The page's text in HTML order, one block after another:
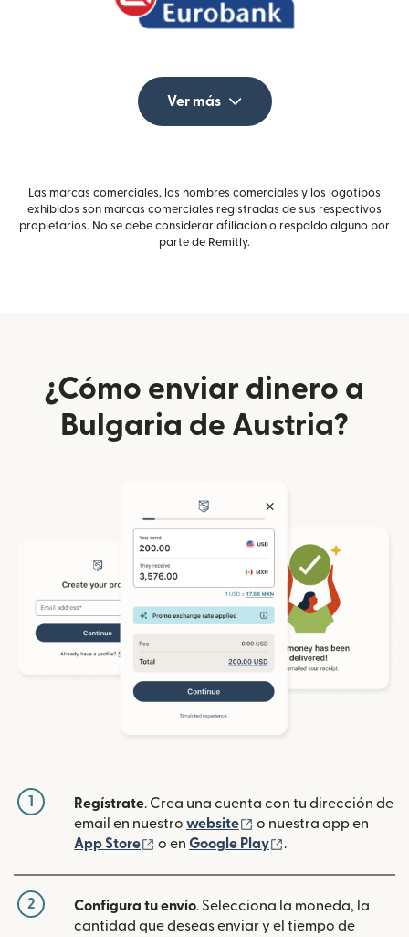
Ver más
Las marcas comerciales, los nombres comerciales y los logotipos
exhibidos son marcas comerciales registradas de sus respectivos
propietarios. No se debe considerar afiliación o respaldo alguno por
parte de Remitly.
¿Cómo enviar dinero a
Bulgaria de Austria?
1 Regístrate. Crea una cuenta con tu dirección de
email en nuestro website (se abre en una
o nuestra app en
App Store
(se abre en una ventana nueva)
o en Google Play (se abre en una
.
2 Configura tu envío. Selecciona la moneda, la
cantidad que deseas enviar y el tiempo de